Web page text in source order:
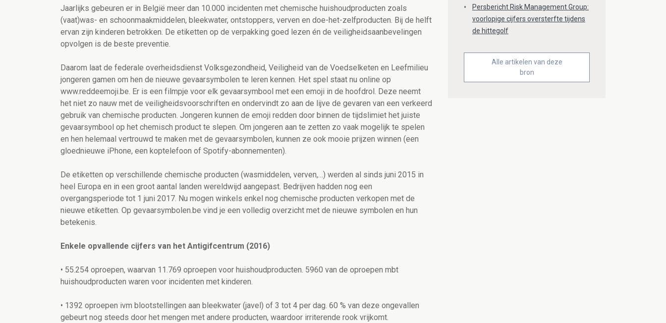
Jaarlijks gebeuren er in België meer dan 10.000 incidenten met chemische huishoudproducten zoals
(vaat)was- en schoonmaakmiddelen, bleekwater, ontstoppers, verven en doe-het-zelfproducten. Bij de helft
ervan zijn kinderen betrokken. De etiketten op de verpakking goed lezen én de veiligheidsaanbevelingen
opvolgen is de beste preventie.
Daarom laat de federale overheidsdienst Volksgezondheid, Veiligheid van de Voedselketen en Leefmilieu
jongeren gamen om hen de nieuwe gevaarsymbolen te leren kennen. Het spel staat nu online op
www.reddeemoji.be. Er is een filmpje voor elk gevaarsymbool met een emoji in de hoofdrol. Deze neemt
het niet zo nauw met de veiligheidsvoorschriften en ondervindt zo aan de lijve de gevaren van een verkeerd
gebruik van chemische producten. Jongeren kunnen de emoji redden door binnen de tijdslimiet het juiste
gevaarsymbool op het chemisch product te slepen. Om jongeren aan te zetten zo vaak mogelijk te spelen
en hen helemaal vertrouwd te maken met de gevaarsymbolen, kunnen ze ook mooie prijzen winnen (een
gloednieuwe iPhone, een koptelefoon of Spotify-abonnementen).
De etiketten op verschillende chemische producten (wasmiddelen, verven,…) werden al sinds juni 2015 in
heel Europa en in een groot aantal landen wereldwijd aangepast. Bedrijven hadden nog een
overgangsperiode tot 1 juni 2017. Nu mogen winkels enkel nog chemische producten verkopen met de
nieuwe etiketten. Op gevaarsymbolen.be vind je een volledig overzicht met de nieuwe symbolen en hun
betekenis.
Enkele opvallende cijfers van het Antigifcentrum (2016)
• 55.254 oproepen, waarvan 11.769 oproepen voor huishoudproducten. 5960 van de oproepen mbt
huishoudproducten waren voor incidenten met kinderen.
• 1392 oproepen ivm blootstellingen aan bleekwater (javel) of 3 tot 4 per dag. 60 % van deze ongevallen
gebeurt nog steeds door het mengen met andere producten, waardoor irriterende rook vrijkomt.
Persbericht Risk Management Group:
voorlopige cijfers oversterfte tijdens
de hittegolf
Alle artikelen van deze
bron